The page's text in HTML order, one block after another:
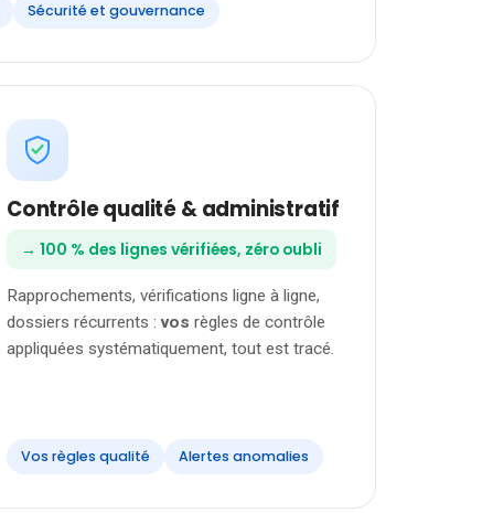
Sécurité et gouvernance
Contrôle qualité & administratif
→ 100 % des lignes vérifiées, zéro oubli
Rapprochements, vérifications ligne à ligne,
dossiers récurrents :vos règles de contrôle
appliquées systématiquement, tout est tracé.
Vos règles qualité Alertes anomalies